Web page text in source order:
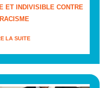
ET INDIVISIBLE CONTRE
LA SUITE